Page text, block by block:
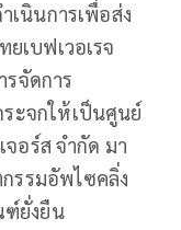
เนินการเพื่อส่ง
เบฟเวอเรจ
จัดการ
ะจกให้เป็นศูนย์
อร์ส จำกัด มา
รรมอัพไซคลิ่ง
ฑ์ยั่งยืน